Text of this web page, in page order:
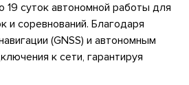
19 суток автономной работы для
соревнований. Благодаря
(GNSS) и автономным
к сети, гарантируя